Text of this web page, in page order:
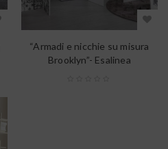
“Armadi e nicchie su misura
Brooklyn”- Esalinea